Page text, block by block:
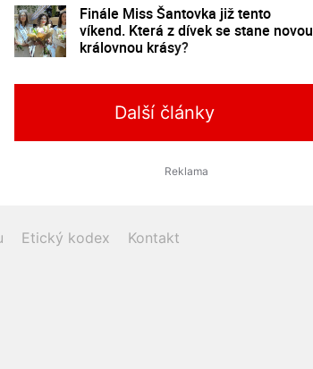
Finále Miss Šantovka již tento
víkend. Která z dívek se stane novou
královnou krásy?
Další články
Etický kodex Kontakt